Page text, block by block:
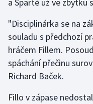
Judo
Krasobruslení
a Spartě už ve zbytku
"Disciplinárka se na
souladu s předchozí
hráčem Fillem.
spáchání přečinu
Richard Baček.
Fillo v zápase